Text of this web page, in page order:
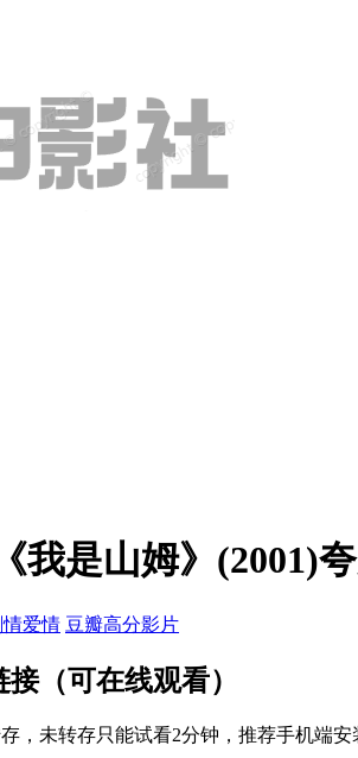
我是山姆》(2001)
情爱情 豆瓣高分影片
（可在线观看）
，未转存只能试看2分钟，推荐手机端